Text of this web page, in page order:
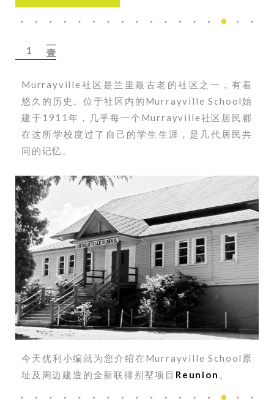
1 壹
Murrayville社区是兰里最古老的社区之一，有着
悠久的历史。位于社区内的Murrayville School始
建于1911年，几乎每一个Murrayville社区居民都
在这所学校度过了自己的学生生涯，是几代居民共
同的记忆。
今天优利小编就为您介绍在Murrayville School原
址及周边建造的全新联排别墅项目 Reunion 。